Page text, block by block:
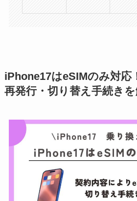
iPhone17はeSIMのみ対応
再発行・切り替え手続き